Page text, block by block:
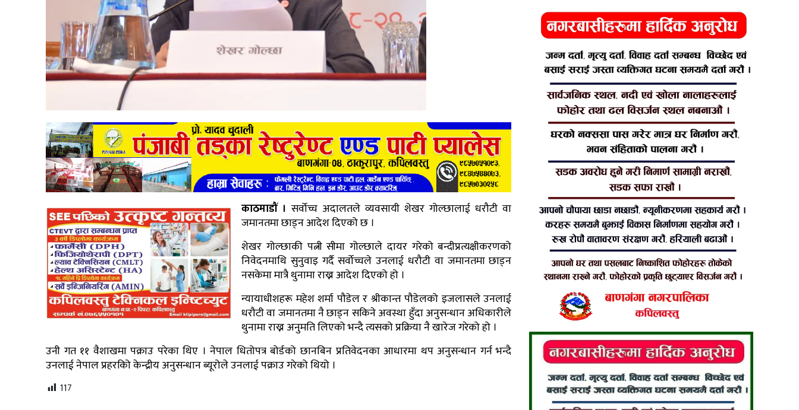
काठमाडौं । सर्वोच्च अदालतले व्यवसायी शेखर गोल्छालाई धरौटी वा
जमानतमा छाड्न आदेश दिएको छ ।
शेखर गोल्छाकी पत्नी सीमा गोल्छाले दायर गरेको बन्दीप्रत्यक्षीकरणको
निवेदनमाथि सुनुवाइ गर्दै सर्वोच्चले उनलाई धरौटी वा जमानतमा छाड्न
नसकेमा मात्रै थुनामा राख्न आदेश दिएको हो ।
न्यायाधीशहरू महेश शर्मा पौडेल र श्रीकान्त पौडेलको इजलासले उनलाई
धरौटी वा जमानतमा नै छाड्न सकिने अवस्था हुँदा अनुसन्धान अधिकारीले
थुनामा राख्न अनुमति लिएको भन्दै त्यसको प्रक्रिया नै खारेज गरेको हो ।
उनी गत ११ वैशाखमा पक्राउ परेका थिए । नेपाल धितोपत्र बोर्डको छानबिन प्रतिवेदनका आधारमा थप अनुसन्धान गर्न भन्दै
उनलाई नेपाल प्रहरकिो केन्द्रीय अनुसन्धान ब्यूरोले उनलाई पक्राउ गरेको थियो ।
117